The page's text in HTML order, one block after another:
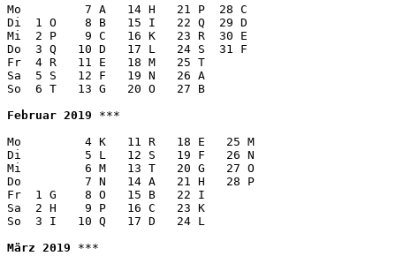
Mo         7 A   14 H   21 P  28 C
Di  1 O    8 B   15 I   22 Q  29 D
Mi  2 P    9 C   16 K   23 R  30 E
Do  3 Q   10 D   17 L   24 S  31 F
Fr  4 R   11 E   18 M   25 T
Sa  5 S   12 F   19 N   26 A
So  6 T   13 G   20 O   27 B
Februar 2019 ***
Mo         4 K   11 R   18 E   25 M
Di         5 L   12 S   19 F   26 N
Mi         6 M   13 T   20 G   27 O
Do         7 N   14 A   21 H   28 P
Fr  1 G    8 O   15 B   22 I
Sa  2 H    9 P   16 C   23 K
So  3 I   10 Q   17 D   24 L
März 2019 ***